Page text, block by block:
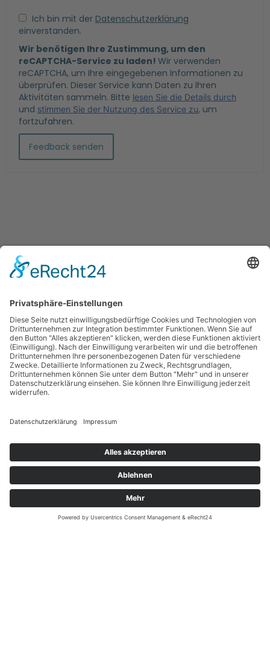
Ich bin mit der Datenschutzerklärung
einverstanden.
Wir benötigen Ihre Zustimmung, um den
reCAPTCHA-Service zu laden! Wir verwenden
reCAPTCHA, um Ihre eingegebenen Informationen zu
überprüfen. Dieser Service kann Daten zu Ihren
Aktivitäten sammeln. Bitte lesen Sie die Details durch
und stimmen Sie der Nutzung des Service zu, um
fortzufahren.
Feedback senden
MEGADENTA Dentalprodukte GmbH
D-01454 Radeberg, Germany